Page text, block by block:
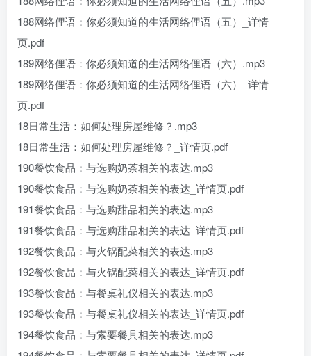
188网络俚语：你必须知道的生活网络俚语（五）_详情
页.pdf
189网络俚语：你必须知道的生活网络俚语（六）.mp3
189网络俚语：你必须知道的生活网络俚语（六）_详情
页.pdf
18日常生活：如何处理房屋维修？.mp3
18日常生活：如何处理房屋维修？_详情页.pdf
190餐饮食品：与选购奶茶相关的表达.mp3
190餐饮食品：与选购奶茶相关的表达_详情页.pdf
191餐饮食品：与选购甜品相关的表达.mp3
191餐饮食品：与选购甜品相关的表达_详情页.pdf
192餐饮食品：与火锅配菜相关的表达.mp3
192餐饮食品：与火锅配菜相关的表达_详情页.pdf
193餐饮食品：与餐桌礼仪相关的表达.mp3
193餐饮食品：与餐桌礼仪相关的表达_详情页.pdf
194餐饮食品：与索要餐具相关的表达.mp3